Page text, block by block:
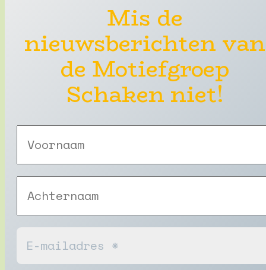
Mis de
nieuwsberichten van
de Motiefgroep
Schaken niet!